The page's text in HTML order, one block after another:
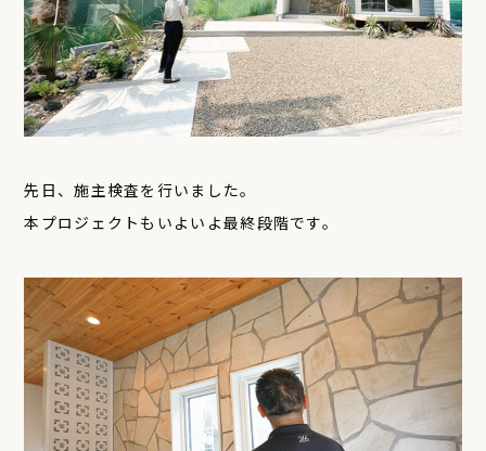
先日、施主検査を行いました。
本プロジェクトもいよいよ最終段階です。